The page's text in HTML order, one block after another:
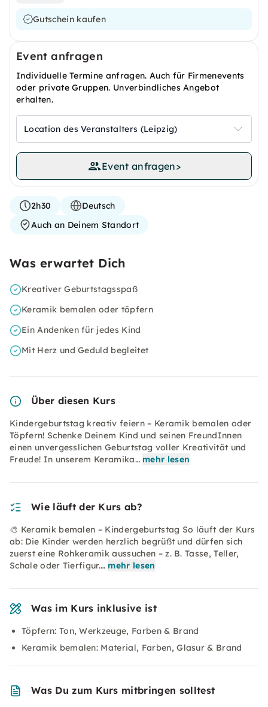
Gutschein kaufen
Event anfragen
Individuelle Termine anfragen. Auch für Firmenevents
oder private Gruppen. Unverbindliches Angebot
erhalten.
Location des Veranstalters (Leipzig)
Event anfragen>
2h30
Deutsch
Auch an Deinem Standort
Was erwartet Dich
Kreativer Geburtstagsspaß
Keramik bemalen oder töpfern
Ein Andenken für jedes Kind
Mit Herz und Geduld begleitet
Über diesen Kurs
Kindergeburtstag kreativ feiern – Keramik bemalen oder
Töpfern! Schenke Deinem Kind und seinen FreundInnen
einen unvergesslichen Geburtstag voller Kreativität und
Freude! In unserem Keramika… mehr lesen
Wie läuft der Kurs ab?
🎨 Keramik bemalen – Kindergeburtstag So läuft der Kurs
ab: Die Kinder werden herzlich begrüßt und dürfen sich
zuerst eine Rohkeramik aussuchen – z. B. Tasse, Teller,
Schale oder Tierfigur.… mehr lesen
Was im Kurs inklusive ist
Töpfern: Ton, Werkzeuge, Farben & Brand
Keramik bemalen: Material, Farben, Glasur & Brand
Was Du zum Kurs mitbringen solltest